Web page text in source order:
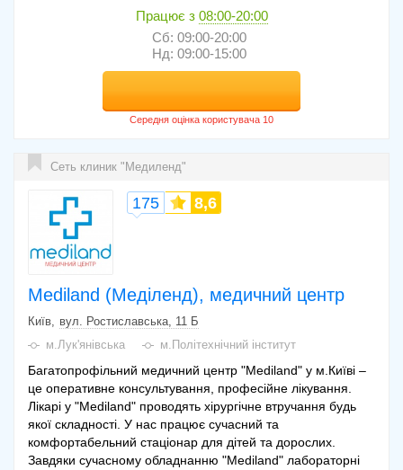
Працює з 08:00-20:00
Сб: 09:00-20:00
Нд: 09:00-15:00
Сеть клиник "Медиленд"
Mediland (Меділенд), медичний центр
175 8,6
Київ
вул. Ростиславська, 11 Б
м.Лук'янівська
м.Політехнічний інститут
Багатопрофільний медичний центр "Mediland" у м.Київі –
це оперативне консультування, професійне лікування.
Лікарі у "Mediland" проводять хірургічне втручання будь
якої складності. У нас працює сучасний та
комфортабельний стаціонар для дітей та дорослих.
Завдяки сучасному обладнанню "Mediland" лабораторні